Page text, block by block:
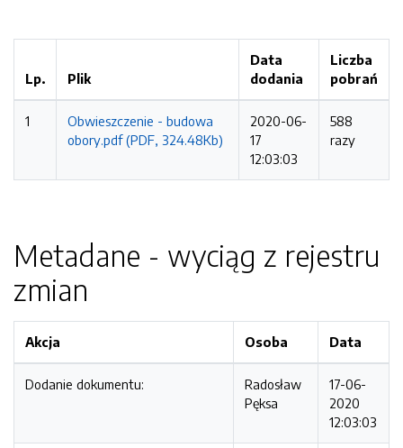
Lp. Plik
Data
dodania
Liczba
pobrań
1
Obwieszczenie - budowa
obory.pdf (PDF, 324.48Kb)
2020-06-
17
12:03:03
588
razy
Metadane - wyciąg z rejestru
zmian
Akcja Osoba Data
Dodanie dokumentu:
Radosław
Pęksa
17-06-
2020
12:03:03